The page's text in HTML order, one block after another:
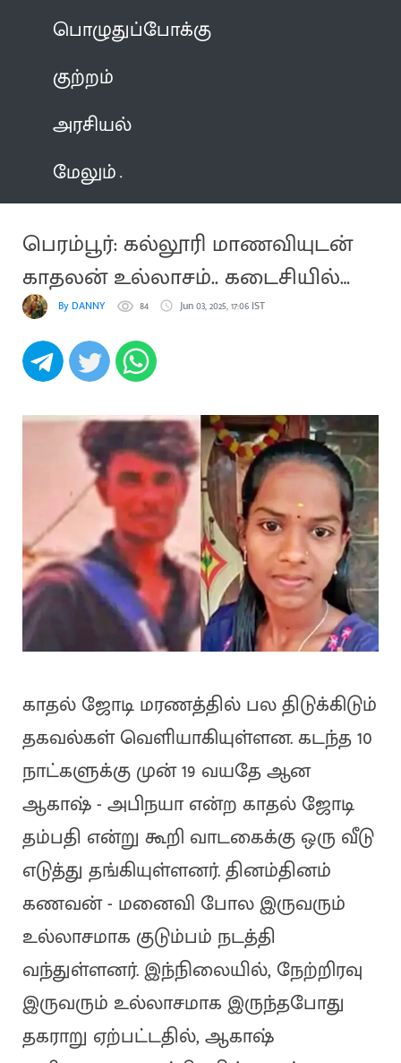
பொழுதுப்போக்கு
குற்றம்
அரசியல்
மேலும்
பெரம்பூர்: கல்லூரி மாணவியுடன்
காதலன் உல்லாசம்.. கடைசியில்
ஷாக்By DANNY 84 Jun 03, 2025, 17:06 IST
காதல் ஜோடி மரணத்தில் பல திடுக்கிடும்
தகவல்கள் வெளியாகியுள்ளன. கடந்த 10
நாட்களுக்கு முன் 19 வயதே ஆன
ஆகாஷ் - அபிநயா என்ற காதல் ஜோடி
தம்பதி என்று கூறி வாடகைக்கு ஒரு வீடு
எடுத்து தங்கியுள்ளனர். தினம்தினம்
கணவன் - மனைவி போல இருவரும்
உல்லாசமாக குடும்பம் நடத்தி
வந்துள்ளனர். இந்நிலையில், நேற்றிரவு
இருவரும் உல்லாசமாக இருந்தபோது
தகராறு ஏற்பட்டதில், ஆகாஷ்